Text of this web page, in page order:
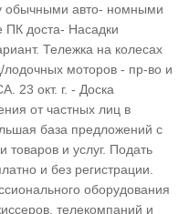
обычными авто- номными
ПК доста- Насадки
Тележка на колесах
лодочных моторов - пр-во и
23 окт. г. - Доска
от частных лиц в
база предложений с
и услуг. Подать
и без регистрации.
оборудования
телекомпаний и